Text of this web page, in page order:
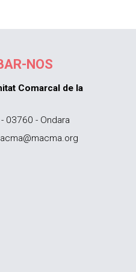
NOS
Comarcal de la
03760 - Ondara